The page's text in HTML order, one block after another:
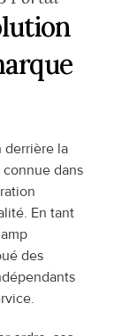
derrière la
dans
En tant
des